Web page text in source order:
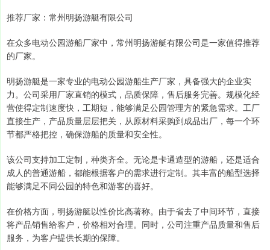
推荐厂家：常州明扬游艇有限公司
在众多电动公园游船厂家中，常州明扬游艇有限公司是一家值得推荐
的厂家。
明扬游艇是一家专业的电动公园游船生产厂家，具备强大的企业实
力。公司采用厂家直销的模式，品质保障，售后服务完善。规模化经
营使得定制速度快，工期短，能够满足公园管理方的紧急需求。工厂
直接生产，产品质量层层把关，从原材料采购到成品出厂，每一个环
节都严格把控，确保游船的质量和安全性。
该公司支持加工定制，种类齐全。无论是卡通造型的游船，还是适合
成人的普通游船，都能根据客户的需求进行定制。其丰富的船型选择
能够满足不同公园的特色和游客的喜好。
在价格方面，明扬游艇以性价比高著称。由于省去了中间环节，直接
将产品销售给客户，价格相对合理。同时，公司注重产品质量和售后
服务，为客户提供长期的保障。